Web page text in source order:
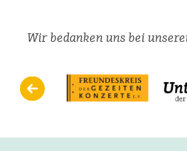
Wir bedanken uns bei